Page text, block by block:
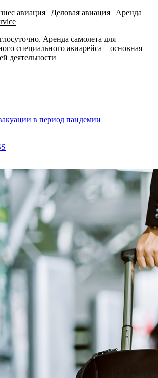
авиация | Деловая авиация | Аренда
Аренда самолета для
специального авиарейса – основная
деятельности
в период пандемии